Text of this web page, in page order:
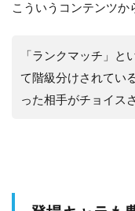
こういうコンテンツか
「ランクマッチ」と
て階級分けされてい
った相手がチョイス